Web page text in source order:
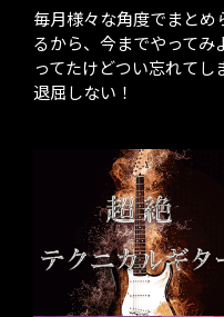
毎月様々な角度でまと
るから、今までやって
ってたけどつい忘れて
退屈しない！